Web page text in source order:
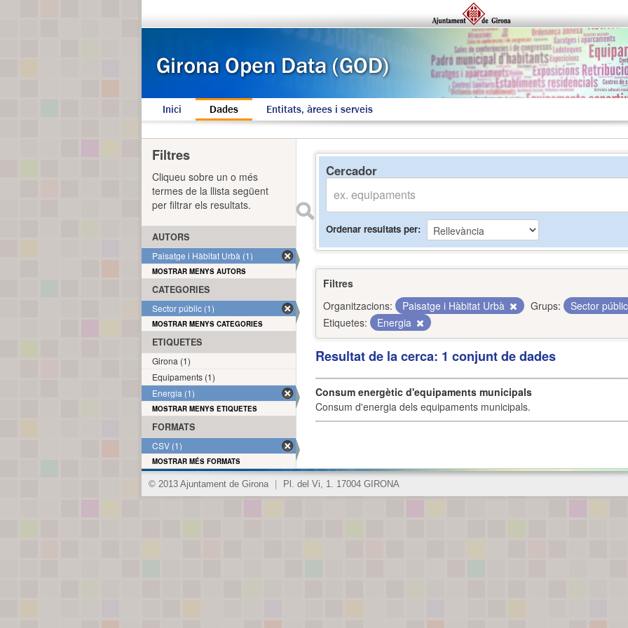
Inici Dades Entitats, àrees i serveis
Cercador
Ordenar resultats per
Filtres
Organitzacions:
Paisatge i Hàbitat Urbà Grups:
Sector
Etiquetes:
Energia
Resultat de la cerca: 1 conjunt de dades
Consum energètic d'equipaments municipals
Consum d'energia dels equipaments municipals.
Filtres
Cliqueu sobre un o més
termes de la llista següent
per filtrar els resultats.
AUTORS
Paisatge i Hàbitat Urbà (1)
MOSTRAR MENYS AUTORS
CATEGORIES
Sector públic (1)
MOSTRAR MENYS CATEGORIES
ETIQUETES
Girona (1)
Equipaments (1)
Energia (1)
MOSTRAR MENYS ETIQUETES
FORMATS
CSV (1)
MOSTRAR MÉS FORMATS
© 2013 Ajuntament de Girona Pl. del Vi, 1. 17004 GIRONA